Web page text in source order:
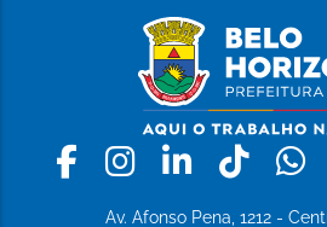
Facebook
Instagram
Linkedin
Av. Afonso Pena, 1212 -